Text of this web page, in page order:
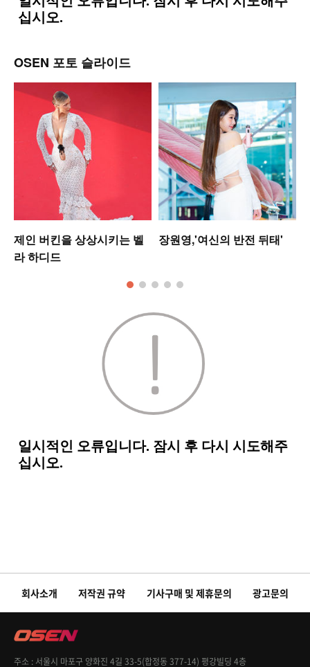
OSEN 포토 슬라이드
제인 버킨을 상상시키는 벨
라 하디드
장원영,'여신의 반전 뒤태'
회사소개 저작권 규약 기사구매 및 제휴문의 광고문의
주소 서울시 마포구 양화진 4길 33-5(합정동 377-14) 평강빌딩 4층